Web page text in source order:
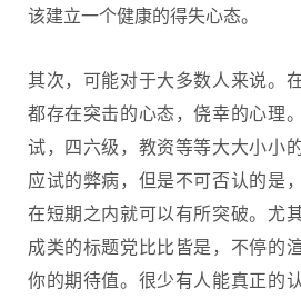
该建立一个健康的得失心态。
其次，可能对于大多数人来说。
都存在突击的心态，侥幸的心理
试，四六级，教资等等大大小小
应试的弊病，但是不可否认的是
在短期之内就可以有所突破。尤
成类的标题党比比皆是，不停的
你的期待值。很少有人能真正的